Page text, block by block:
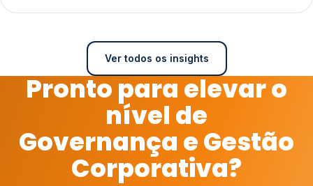
Ver todos os insights
Pronto para elevar o
nível de
Governança e Gestão
Corporativa?